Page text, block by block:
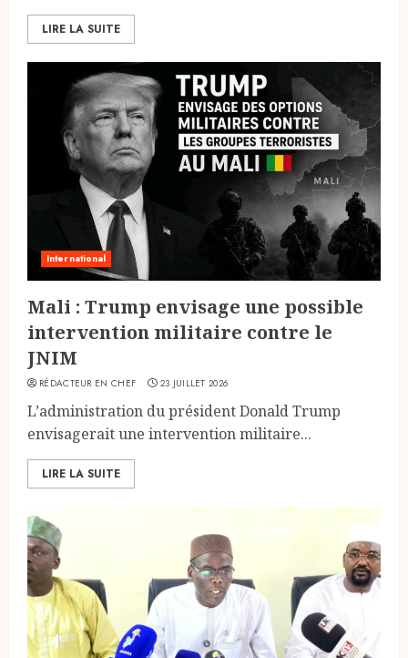
LIRE LA SUITE
International
Mali : Trump envisage une possible
intervention militaire contre le
JNIM
RÉDACTEUR EN CHEF 23 JUILLET 2026
L’administration du président Donald Trump
envisagerait une intervention militaire...
LIRE LA SUITE